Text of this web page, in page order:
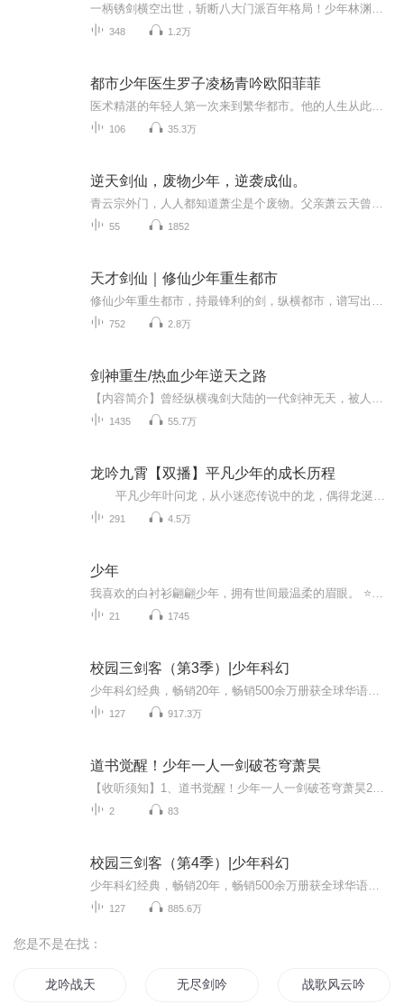
348 1.2万
都市少年医生罗子凌杨青吟欧阳菲菲
106 35.3万
逆天剑仙，废物少年，逆袭成仙。
55 1852
天才剑仙｜修仙少年重生都市
752 2.8万
剑神重生/热血少年逆天之路
1435 55.7万
龙吟九霄【双播】平凡少年的成长历程
291 4.5万
少年
21 1745
校园三剑客（第3季）|少年科幻
127 917.3万
道书觉醒！少年一人一剑破苍穹萧昊
2 83
校园三剑客（第4季）|少年科幻
127 885.6万
您是不是在找：
龙吟战天 无尽剑吟 战歌风云吟